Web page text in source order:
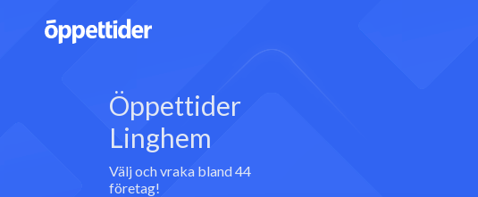
Öppettider
Linghem
Välj och vraka bland 44
företag!